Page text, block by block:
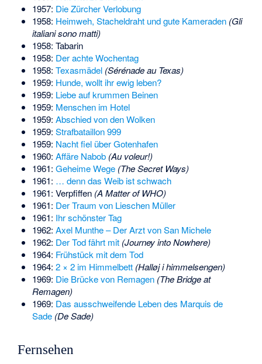
1957: Die Zürcher Verlobung
1958: Heimweh, Stacheldraht und gute Kameraden (Gli
italiani sono matti)
1958: Tabarin
1958: Der achte Wochentag
1958: Texasmädel (Sérénade au Texas)
1959: Hunde, wollt ihr ewig leben?
1959: Liebe auf krummen Beinen
1959: Menschen im Hotel
1959: Abschied von den Wolken
1959: Strafbataillon 999
1959: Nacht fiel über Gotenhafen
1960: Affäre Nabob (Au voleur!)
1961: Geheime Wege (The Secret Ways)
1961: … denn das Weib ist schwach
1961: Verpfiffen (A Matter of WHO)
1961: Der Traum von Lieschen Müller
1961: Ihr schönster Tag
1962: Axel Munthe – Der Arzt von San Michele
1962: Der Tod fährt mit (Journey into Nowhere)
1964: Frühstück mit dem Tod
1964: 2 × 2 im Himmelbett (Halløj i himmelsengen)
1969: Die Brücke von Remagen (The Bridge at
Remagen)
1969: Das ausschweifende Leben des Marquis de
Sade (De Sade)
Fernsehen